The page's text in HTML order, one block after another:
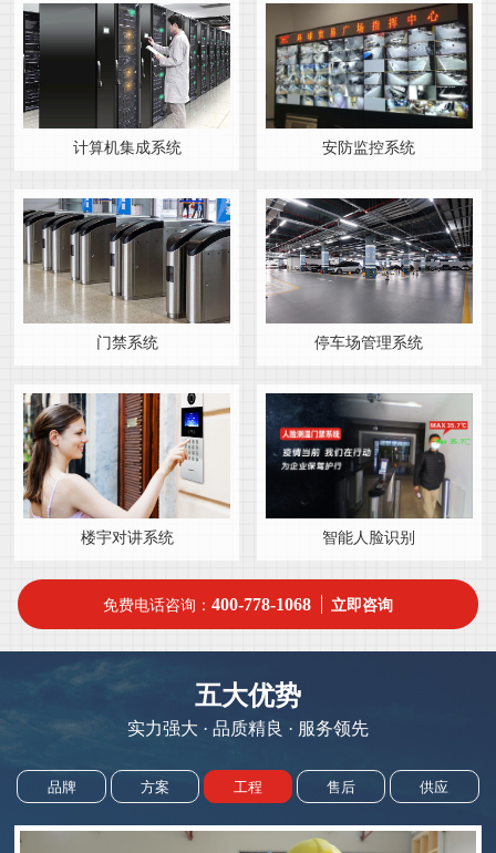
计算机集成系统 安防监控系统
门禁系统 停车场管理系统
楼宇对讲系统 智能人脸识别
免费电话咨询：400-778-1068 立即咨询
五大优势
实力强大 · 品质精良 · 服务领先
品牌 方案 工程 售后 供应